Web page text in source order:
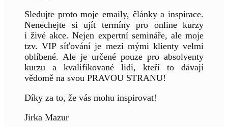
Sledujte proto moje emaily, články a inspirace.
Nenechejte si ujít termíny pro online kurzy
i živé akce. Nejen expertní semináře, ale moje
tzv. VIP síťování je mezi mými klienty velmi
oblíbené. Ale je určené pouze pro absolventy
kurzu a kvalifikované lidi, kteří to dávají
vědomě na svou PRAVOU STRANU!
Díky za to, že vás mohu inspirovat!
Jirka Mazur